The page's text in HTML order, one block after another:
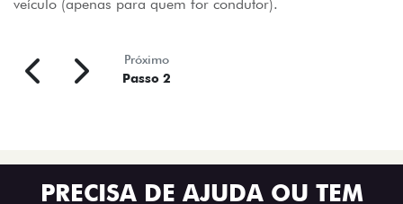
veículo (apenas para quem for condutor).
Próximo
Passo 2
PRECISA DE AJUDA OU TEM